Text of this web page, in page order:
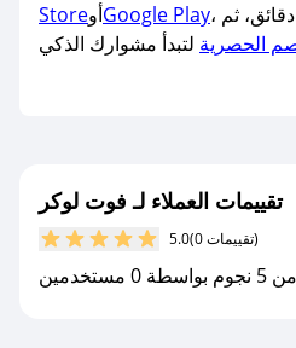
StoreأوGoogle Play، وإنشاء حسابك خلال دقائق، ثم
الحصرية
تقييمات العملاء لـ فوت لوكر
5.0 (0 تقييمات)